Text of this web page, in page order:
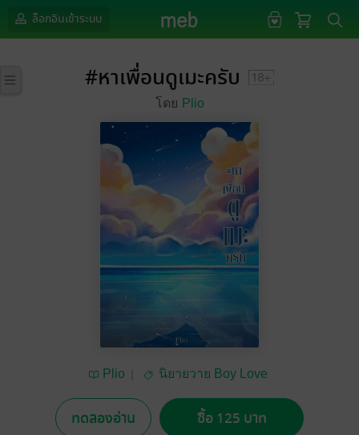
ล็อกอินเข้าระบบ
#หาเพื่อนดูเมะครับ
โดย Plio
Plio
นิยายวาย Boy Love
ทดลองอ่าน ซื้อ 125 บาท